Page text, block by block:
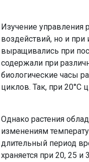
Изучение управления
воздействий, но и
выращивались при
содер­жали при
биологические часы
циклов. Так, при 20°С
Однако растения
изменениям
длительный период
храняется при 20, 25